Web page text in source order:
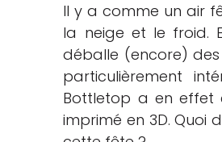
Il y a comme un air
la neige et le froid.
déballe (encore)
particulièrement
Bottletop a en effet
imprimé en 3D. Quoi